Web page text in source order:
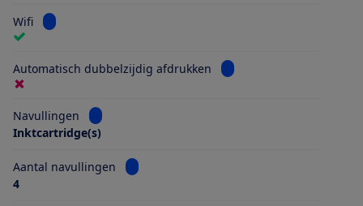
Wifi Bekijk informatie voor Wifi
Automatisch dubbelzijdig afdrukken Bekijk informatie voor
Navullingen
Bekijk informatie voor Navullingen
Inktcartridge(s)
Aantal navullingen
Bekijk informatie voor Aantal navullingen
4